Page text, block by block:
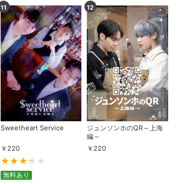
11
Sweetheart Service
￥220
無料あり
12
ジュンソンホのQR～上海
編～
￥220